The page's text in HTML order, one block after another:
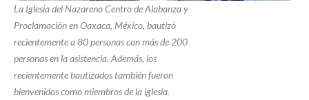
La Iglesia del Nazareno Centro de Alabanza y
Proclamación en Oaxaca, México, bautizó
recientemente a 80 personas con más de 200
personas en la asistencia. Además, los
recientemente bautizados también fueron
bienvenidos como miembros de la iglesia.